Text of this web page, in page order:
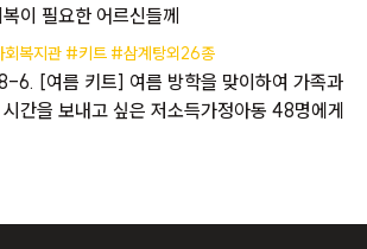
이 필요한 어르신들께
복지관 #키트 #삼계탕외26종
6. [여름 키트] 여름 방학을 맞이하여 가족과
간을 보내고 싶은 저소득가정아동 48명에게